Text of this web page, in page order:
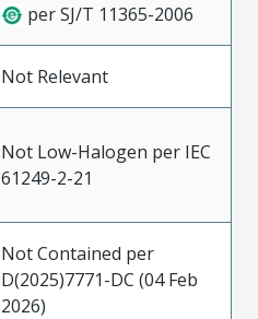
per SJ/T 11365-2006
Not Relevant
Not Low-Halogen per IEC
61249-2-21
Not Contained per
D(2025)7771-DC (04 Feb
2026)